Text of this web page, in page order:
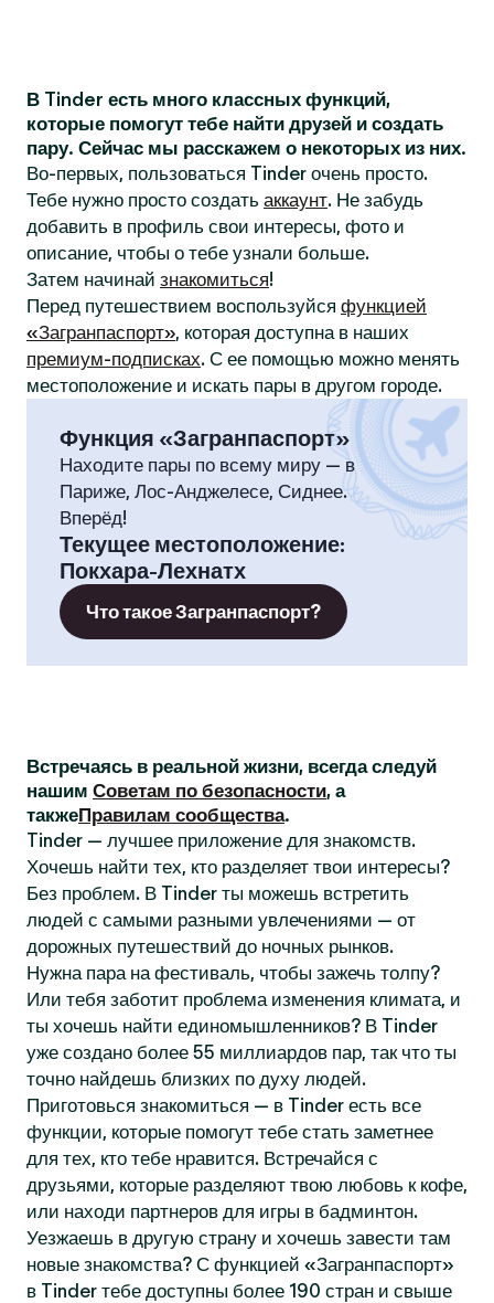
В Tinder есть много классных функций,
которые помогут тебе найти друзей и создать
пару. Сейчас мы расскажем о некоторых из них.
Во-первых, пользоваться Tinder очень просто.
Тебе нужно просто создать аккаунт. Не забудь
добавить в профиль свои интересы, фото и
описание, чтобы о тебе узнали больше.
Затем начинай знакомиться!
Перед путешествием воспользуйся функцией
«Загранпаспорт», которая доступна в наших
премиум-подписках. С ее помощью можно менять
местоположение и искать пары в другом городе.
Функция «Загранпаспорт»
Находите пары по всему миру — в
Париже, Лос-Анджелесе, Сиднее.
Вперёд!
Текущее местоположение:
Покхара-Лехнатх
Что такое Загранпаспорт?
Встречаясь в реальной жизни, всегда следуй
нашим Советам по безопасности, а
такжеПравилам сообщества.
Tinder — лучшее приложение для знакомств.
Хочешь найти тех, кто разделяет твои интересы?
Без проблем. В Tinder ты можешь встретить
людей с самыми разными увлечениями — от
дорожных путешествий до ночных рынков.
Нужна пара на фестиваль, чтобы зажечь толпу?
Или тебя заботит проблема изменения климата, и
ты хочешь найти единомышленников? В Tinder
уже создано более 55 миллиардов пар, так что ты
точно найдешь близких по духу людей.
Приготовься знакомиться — в Tinder есть все
функции, которые помогут тебе стать заметнее
для тех, кто тебе нравится. Встречайся с
друзьями, которые разделяют твою любовь к кофе,
или находи партнеров для игры в бадминтон.
Уезжаешь в другую страну и хочешь завести там
новые знакомства? С функцией «Загранпаспорт»
в Tinder тебе доступны более 190 стран и свыше